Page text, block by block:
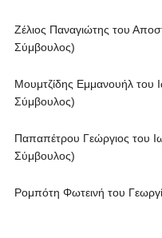
Ζέλιος Παναγιώτης του
Σύμβουλος)
Μουμτζίδης Εμμανουήλ του
Σύμβουλος)
Παπαπέτρου Γεώργιος του
Σύμβουλος)
Ρομπότη Φωτεινή του